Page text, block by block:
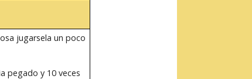
jugarsela un poco
pegado y 10 veces